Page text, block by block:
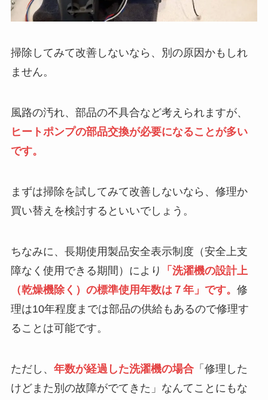
掃除してみて改善しないなら、別の原因かもしれ
ません。
風路の汚れ、部品の不具合など考えられますが、
ヒートポンプの部品交換が必要になることが多い
です。
まずは掃除を試してみて改善しないなら、修理か
買い替えを検討するといいでしょう。
ちなみに、長期使用製品安全表示制度（安全上支
障なく使用できる期間）により
「洗濯機の設計上
（乾燥機除く）の標準使用年数は７年」です。 修
理は10年程度までは部品の供給もあるので修理す
ることは可能です。
ただし、 年数が経過した洗濯機の場合「修理した
けどまた別の故障がでてきた」なんてことにもな